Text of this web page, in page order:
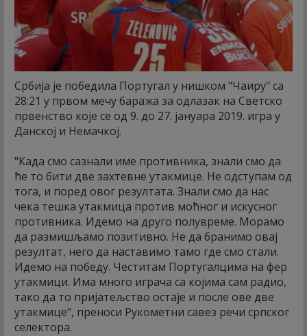
Србија је победила Португал у нишком "Чаиру" са
28:21 у првом мечу баража за одлазак на Светско
првенство које се од 9. до 27. јануара 2019. игра у
Данској и Немачкој.
"Када смо сазнали име противника, знали смо да
ће то бити две захтевне утакмице. Не одступам од
тога, и поред овог резултата. Знали смо да нас
чека тешка утакмица против моћног и искусног
противника. Идемо на друго полувреме. Морамо
да размишљамо позитивно. Не да бранимо овај
резултат, него да наставимо тамо где смо стали.
Идемо на победу. Честитам Португалцима на фер
утакмици. Има много играча са којима сам радио,
тако да то пријатељство остаје и после ове две
утакмице", преноси Рукометни савез речи српског
селектора.